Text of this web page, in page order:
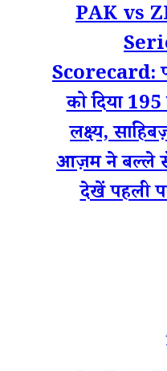
PAK vs
Scorecard:
को दिया
लक्ष्य,
आज़म ने बल्ले से
देखें पहली